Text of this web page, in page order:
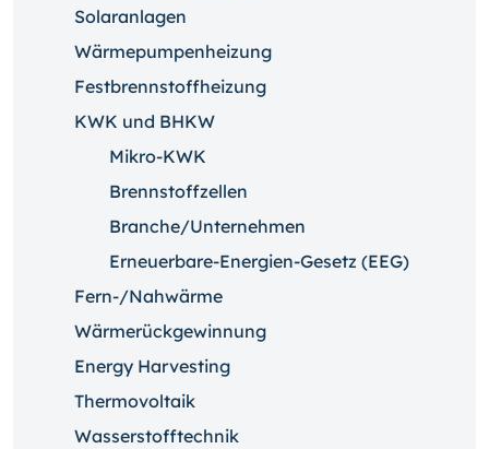
Solaranlagen
Wärmepumpenheizung
Festbrennstoffheizung
KWK und BHKW
Mikro-KWK
Brennstoffzellen
Branche/Unternehmen
Erneuerbare-Energien-Gesetz (EEG)
Fern-/Nahwärme
Wärmerückgewinnung
Energy Harvesting
Thermovoltaik
Wasserstofftechnik